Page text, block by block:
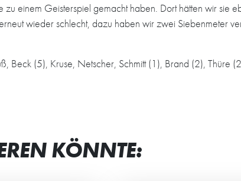
einem Geisterspiel gemacht haben. Dort hätten wir sie
wieder schlecht, dazu haben wir zwei Siebenmeter
Beck (5), Kruse, Netscher, Schmitt (1), Brand (2), Thüre
KÖNNTE: